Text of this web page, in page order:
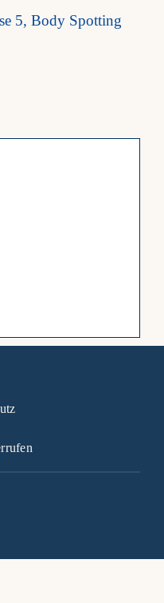
5, Body Spotting